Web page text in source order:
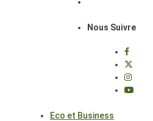
Nous Suivre
Eco et Business